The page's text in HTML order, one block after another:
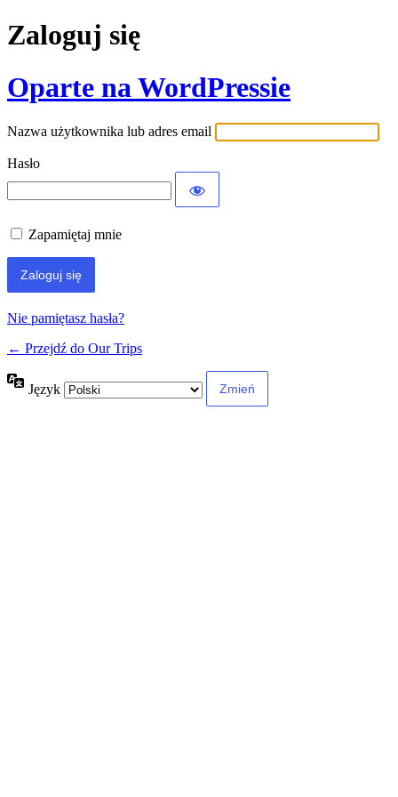
Zaloguj się
Oparte na WordPressie
Nazwa użytkownika lub adres email
Hasło
Zapamiętaj mnie
Nie pamiętasz hasła?
← Przejdź do Our Trips
Język